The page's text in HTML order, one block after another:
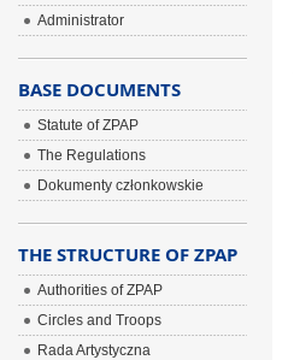
Administrator
BASE DOCUMENTS
Statute of ZPAP
The Regulations
Dokumenty członkowskie
THE STRUCTURE OF ZPAP
Authorities of ZPAP
Circles and Troops
Rada Artystyczna